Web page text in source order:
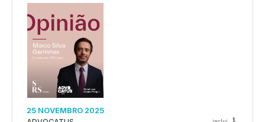
25 NOVEMBRO 2025